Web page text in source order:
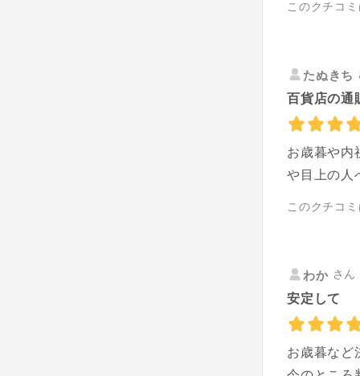
このクチコ
たぬきち
百貨店の通
お歳暮や内
や目上の人
このクチコ
わか さ
安定して
お歳暮など